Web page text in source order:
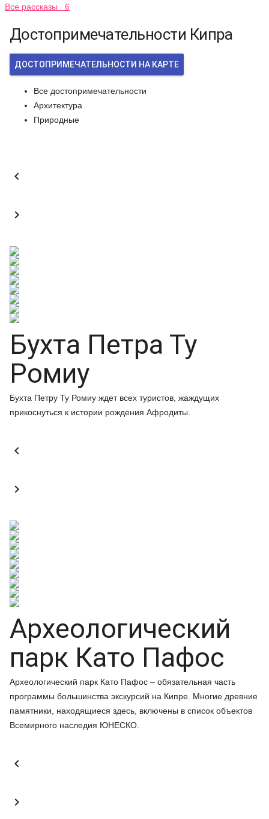
Все рассказы 6
Достопримечательности Кипра
ДОСТОПРИМЕЧАТЕЛЬНОСТИ НА КАРТЕ
Все достопримечательности
Архитектура
Природные


Бухта Петра Ту
Ромиу
Бухта Петру Ту Ромиу ждет всех туристов, жаждущих
прикоснуться к истории рождения Афродиты.


Археологический
парк Като Пафос
Археологический парк Като Пафос – обязательная часть
программы большинства экскурсий на Кипре. Многие древние
памятники, находящиеся здесь, включены в cписок объектов
Всемирного наследия ЮНЕСКO.

